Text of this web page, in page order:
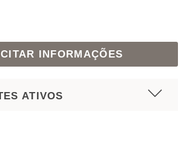
INFORMAÇÕES
ATIVOS